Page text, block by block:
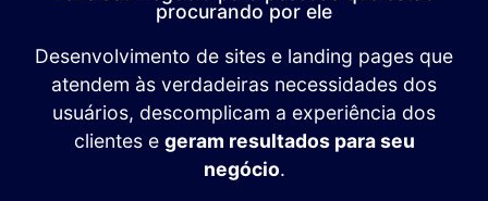
procurando por ele
Desenvolvimento de sites e landing pages que
atendem às verdadeiras necessidades dos
usuários, descomplicam a experiência dos
clientes e geram resultados para seu
negócio.